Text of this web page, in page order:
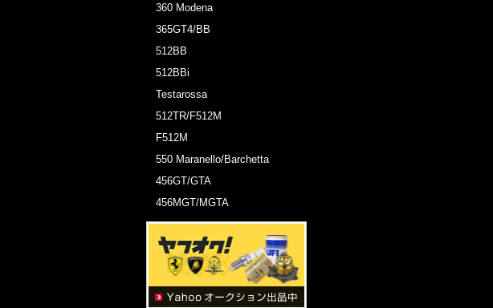
360 Modena
365GT4/BB
512BB
512BBi
Testarossa
512TR/F512M
F512M
550 Maranello/Barchetta
456GT/GTA
456MGT/MGTA